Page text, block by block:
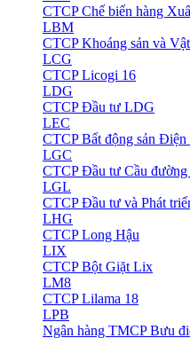
CTCP Chế biến hàng
LBM
CTCP Khoáng sản và
LCG
CTCP Licogi 16
LDG
CTCP Đầu tư LDG
LEC
CTCP Bất động sản
LGC
CTCP Đầu tư Cầu
LGL
CTCP Đầu tư và Phát
LHG
CTCP Long Hậu
LIX
CTCP Bột Giặt Lix
LM8
CTCP Lilama 18
LPB
Ngân hàng TMCP Bưu